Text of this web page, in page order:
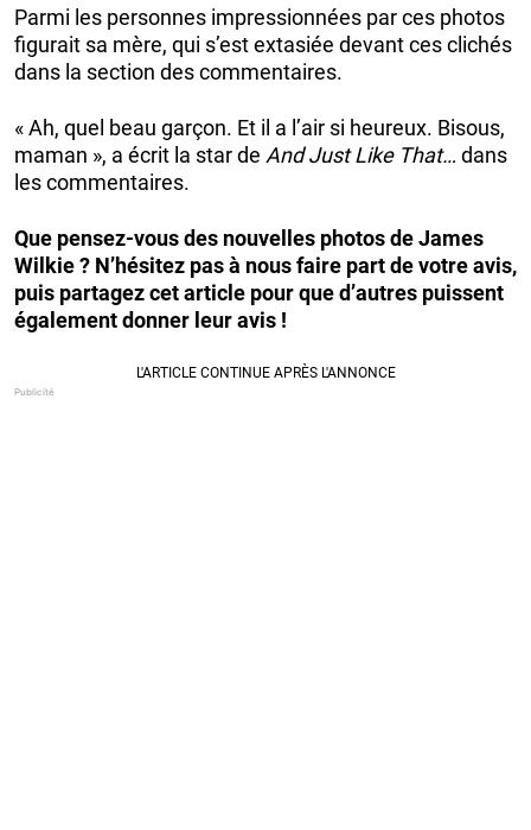
Parmi les personnes impressionnées par ces photos
figurait sa mère, qui s’est extasiée devant ces clichés
dans la section des commentaires.
« Ah, quel beau garçon. Et il a l’air si heureux. Bisous,
maman », a écrit la star de And Just Like That… dans
les commentaires.
Que pensez-vous des nouvelles photos de James
Wilkie ? N’hésitez pas à nous faire part de votre avis,
puis partagez cet article pour que d’autres puissent
également donner leur avis !